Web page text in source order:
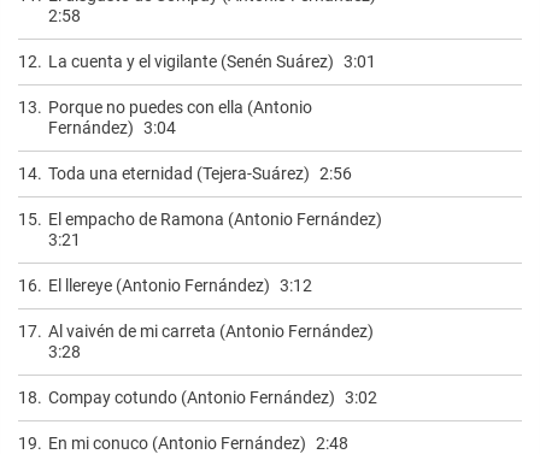
2:58
12. La cuenta y el vigilante (Senén Suárez) 3:01
13. Porque no puedes con ella (Antonio
Fernández) 3:04
14. Toda una eternidad (Tejera-Suárez) 2:56
15. El empacho de Ramona (Antonio Fernández)
3:21
16. El llereye (Antonio Fernández) 3:12
17. Al vaivén de mi carreta (Antonio Fernández)
3:28
18. Compay cotundo (Antonio Fernández) 3:02
19. En mi conuco (Antonio Fernández) 2:48